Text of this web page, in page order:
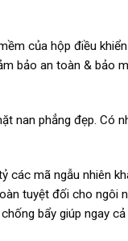
của hộp điều
bảo an toàn & bảo
nan phẳng đẹp. Có
các mã ngẫu nhiên
tuyệt đối cho ngôi
bẩy giúp ngay cả